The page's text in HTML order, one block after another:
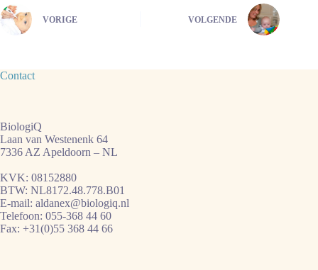
VORIGE VOLGENDE
Contact
BiologiQ
Laan van Westenenk 64
7336 AZ Apeldoorn – NL
KVK: 08152880
BTW: NL8172.48.778.B01
E-mail: aldanex@biologiq.nl
Telefoon: 055-368 44 60
Fax: +31(0)55 368 44 66